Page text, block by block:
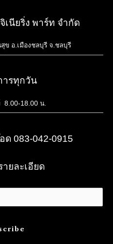
เนียริ่ง พาร์ท จำกัด
อ.เมืองชลบุรี จ.ชลบุรี
ารทุกวัน
18.00 น.
ด 083-042-0915
ยละเอียด